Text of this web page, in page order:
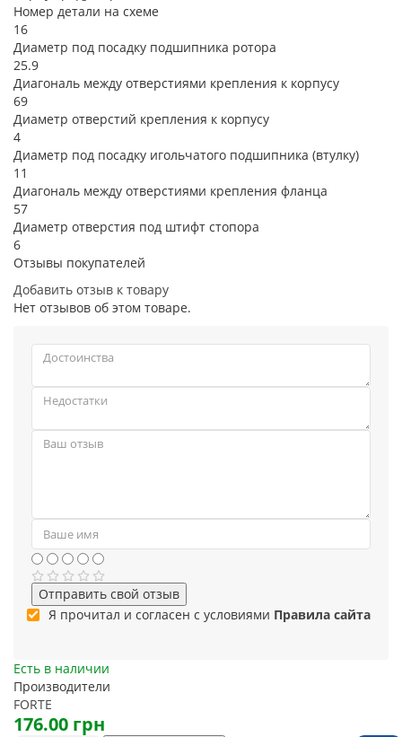
Номер детали на схеме
16
Диаметр под посадку подшипника ротора
25.9
Диагональ между отверстиями крепления к корпусу
69
Диаметр отверстий крепления к корпусу
4
Диаметр под посадку игольчатого подшипника (втулку)
11
Диагональ между отверстиями крепления фланца
57
Диаметр отверстия под штифт стопора
6
Отзывы покупателей
Добавить отзыв к товару
Нет отзывов об этом товаре.
Отправить свой отзыв
Я прочитал и согласен с условиями Правила сайта
Есть в наличии
Производители
FORTE
176.00 грн